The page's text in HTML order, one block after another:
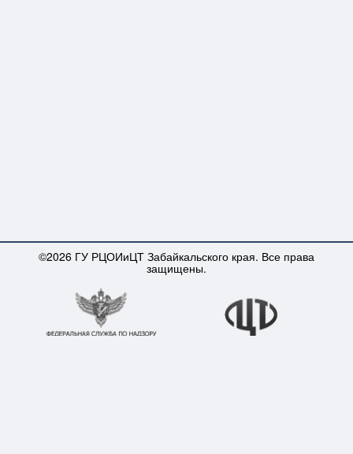
©2026 ГУ РЦОИиЦТ Забайкальского края. Все права
защищены.